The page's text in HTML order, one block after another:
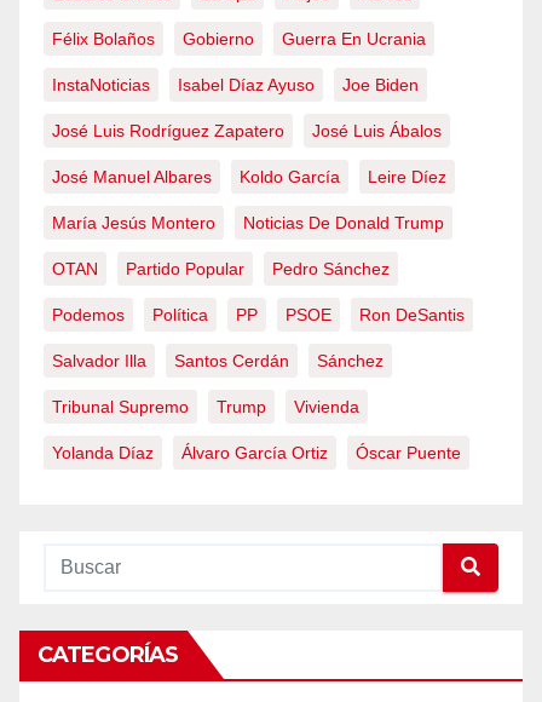
Félix Bolaños Gobierno Guerra En Ucrania
InstaNoticias Isabel Díaz Ayuso Joe Biden
José Luis Rodríguez Zapatero José Luis Ábalos
José Manuel Albares Koldo García Leire Díez
María Jesús Montero Noticias De Donald Trump
OTAN Partido Popular Pedro Sánchez
Podemos Política PP PSOE Ron DeSantis
Salvador Illa Santos Cerdán Sánchez
Tribunal Supremo Trump Vivienda
Yolanda Díaz Álvaro García Ortiz Óscar Puente
CATEGORÍAS